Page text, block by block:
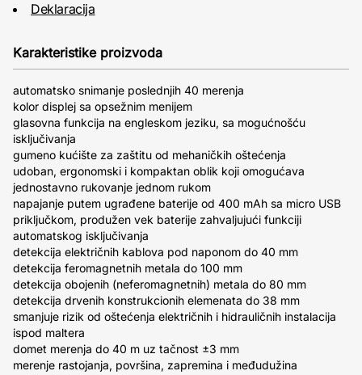
Deklaracija
Karakteristike proizvoda
automatsko snimanje poslednjih 40 merenja
kolor displej sa opsežnim menijem
glasovna funkcija na engleskom jeziku, sa mogućnošću
isključivanja
gumeno kućište za zaštitu od mehaničkih oštećenja
udoban, ergonomski i kompaktan oblik koji omogućava
jednostavno rukovanje jednom rukom
napajanje putem ugrađene baterije od 400 mAh sa micro USB
priključkom, produžen vek baterije zahvaljujući funkciji
automatskog isključivanja
detekcija električnih kablova pod naponom do 40 mm
detekcija feromagnetnih metala do 100 mm
detekcija obojenih (neferomagnetnih) metala do 80 mm
detekcija drvenih konstrukcionih elemenata do 38 mm
smanjuje rizik od oštećenja električnih i hidrauličnih instalacija
ispod maltera
domet merenja do 40 m uz tačnost ±3 mm
merenje rastojanja, površina, zapremina i međudužina